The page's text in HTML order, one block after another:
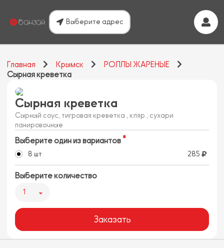
Выберите адрес
Главная Крымск
РОЛЛЫ ЖАРЕНЫЕ
Сырная креветка
Сырная креветка
Сырный соус, тигровая креветка , кляр , сухари
панировочные
Выберите один из вариантов
8 шт 285
Выберите количество
1
Заказать